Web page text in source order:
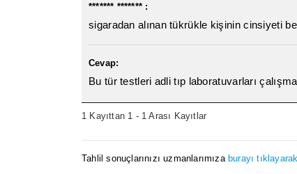
******* ******* :
sigaradan alınan tükrükle kişinin cinsiyeti
Cevap:
Bu tür testleri adli tıp laboratuvarları
1 Kayıttan 1 - 1 Arası Kayıtlar
Tahlil sonuçlarınızı uzmanlarımıza burayı tıklayarak